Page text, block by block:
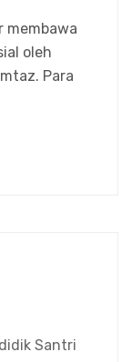
membawa
oleh
Para
Santri